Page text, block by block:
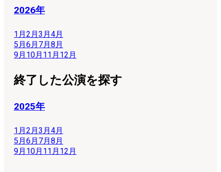
2026年
1月2月3月4月
5月6月 7月8月
9月 10月 11月 12月
終了した公演を探す
2025年
1月2月3月4月
5月6月 7月8月
9月 10月 11月 12月